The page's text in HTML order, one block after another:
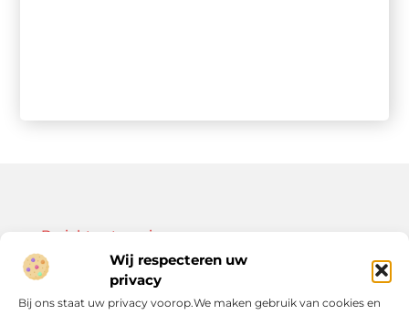
Wij respecteren uw
privacy
Bij ons staat uw privacy voorop.We maken gebruik van cookies en
Bericht categorie